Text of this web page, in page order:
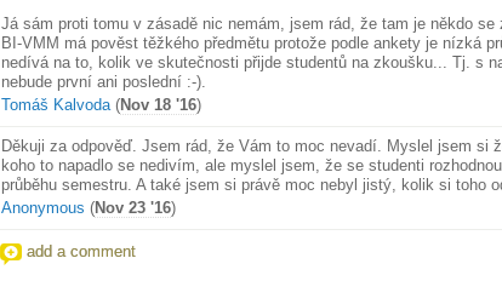
Já sám proti tomu v zásadě nic nemám, jsem rád, že tam je někdo
BI-VMM má pověst těžkého předmětu protože podle ankety je nízká
nedívá na to, kolik ve skutečnosti přijde studentů na zkoušku... Tj. s
nebude první ani poslední :-).
Tomáš Kalvoda(Nov 18 '16)
Děkuji za odpověď. Jsem rád, že Vám to moc nevadí. Myslel jsem si
koho to napadlo se nedivím, ale myslel jsem, že se studenti
průběhu semestru. A také jsem si právě moc nebyl jistý, kolik si toho
Anonymous (Nov 23 '16)
add a comment